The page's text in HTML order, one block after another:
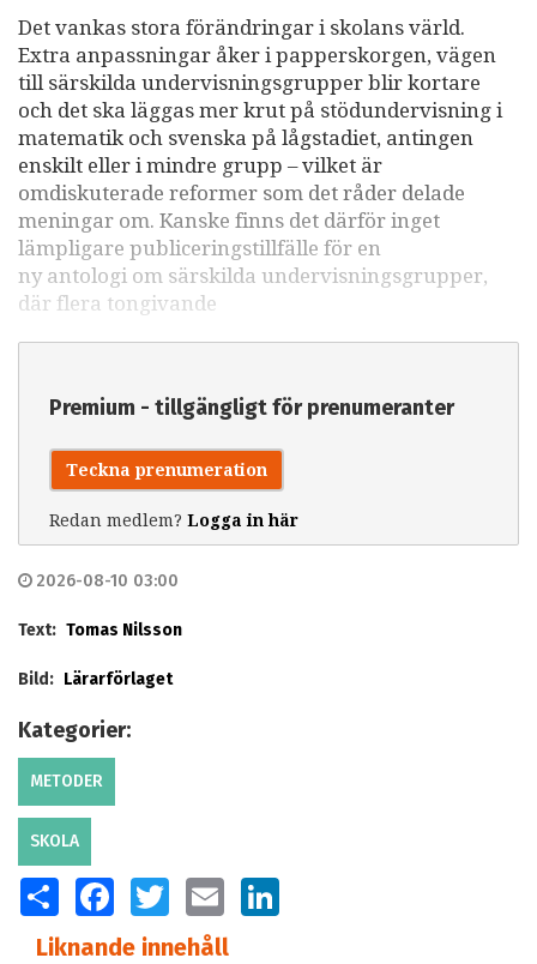
Det vankas stora förändringar i skolans värld.
Extra anpassningar åker i papperskorgen, vägen
till särskilda undervisningsgrupper blir kortare
och det ska läggas mer krut på stödundervisning i
matematik och svenska på lågstadiet, antingen
enskilt eller i mindre grupp – vilket är
omdiskuterade reformer som det råder delade
meningar om. Kanske finns det därför inget
lämpligare publiceringstillfälle för en
ny antologi om särskilda undervisningsgrupper,
där flera tongivande
Premium - tillgängligt för prenumeranter
Teckna prenumeration
Redan medlem? Logga in här
2026-08-10 03:00
Text: Tomas Nilsson
Bild: Lärarförlaget
Kategorier:
METODER
SKOLA
SHARE FACEBOOKTWITTER EMAIL
Liknande innehåll